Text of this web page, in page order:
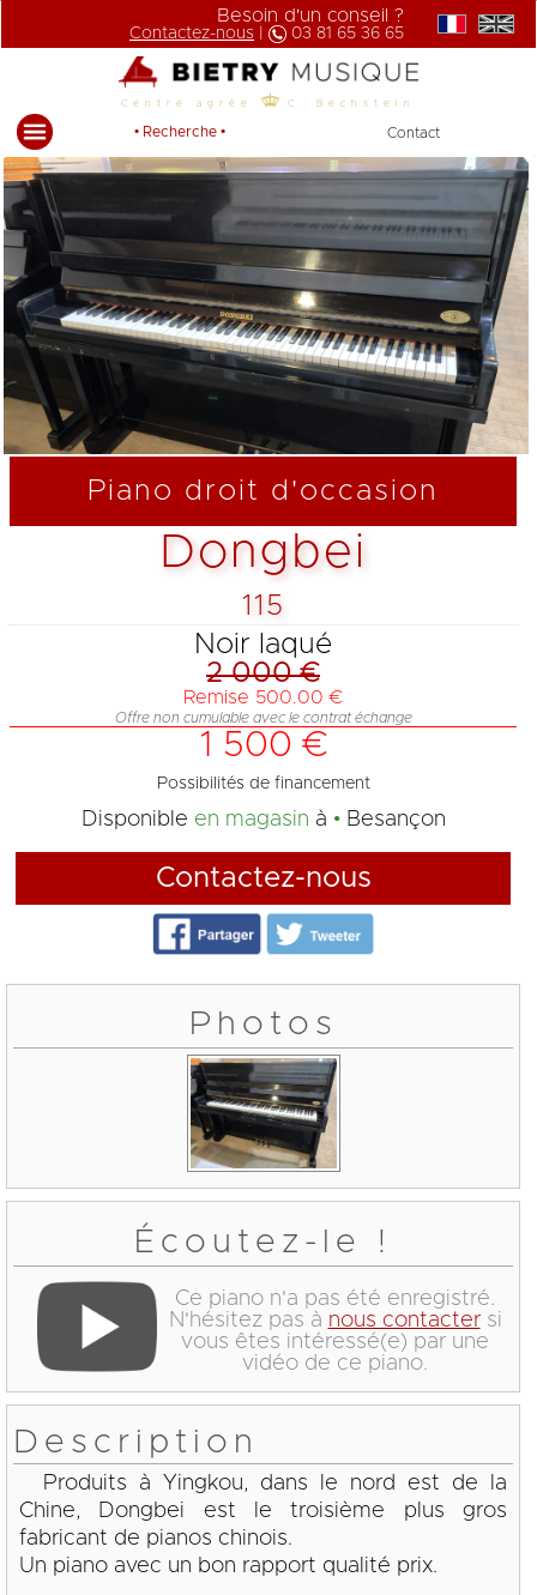
Besoin d'un conseil ?
Contactez-nous 03 81 65 36 65
Centre agrée C. Bechstein
• Recherche • Contact
Piano droit d'occasion
Dongbei
115
Noir laqué
2 000 €
Remise 500.00 €
Offre non cumulable avec le contrat échange
1 500 €
Possibilités de financement
Disponible en magasin à Besançon
Contactez-nous
Photos
Écoutez-le !
Ce piano n'a pas été enregistré.
N'hésitez pas à nous contactersi
vous êtes intéressé(e) par une
vidéo de ce piano.
Description
Produits à Yingkou, dans le nord est de la
Chine, Dongbei est le troisième plus gros
fabricant de pianos chinois.
Un piano avec un bon rapport qualité prix.